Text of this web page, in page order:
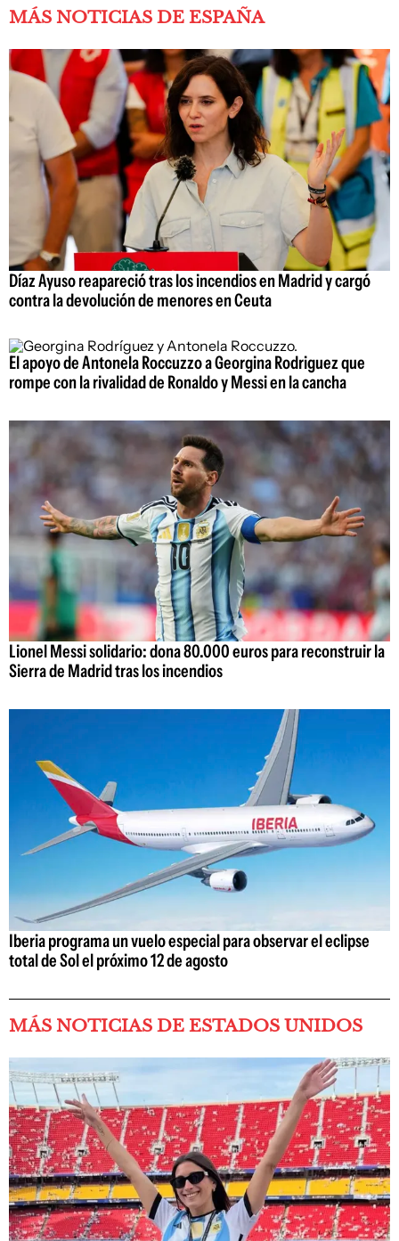
MÁS NOTICIAS DE ESPAÑA
Díaz Ayuso reapareció tras los incendios en Madrid y cargó
contra la devolución de menores en Ceuta
El apoyo de Antonela Roccuzzo a Georgina Rodriguez que
rompe con la rivalidad de Ronaldo y Messi en la cancha
Lionel Messi solidario: dona 80.000 euros para reconstruir la
Sierra de Madrid tras los incendios
Iberia programa un vuelo especial para observar el eclipse
total de Sol el próximo 12 de agosto
MÁS NOTICIAS DE ESTADOS UNIDOS